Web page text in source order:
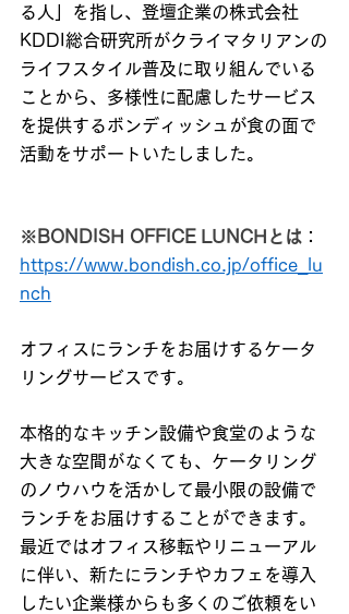
る人」を指し、登壇企業の株式会社
KDDI総合研究所がクライマタリアンの
ライフスタイル普及に取り組んでいる
ことから、多様性に配慮したサービス
を提供するボンディッシュが食の面で
活動をサポートいたしました。
※BONDISH OFFICE LUNCHとは ：
https://www.bondish.co.jp/office_lu
nch
オフィスにランチをお届けするケータ
リングサービスです。
本格的なキッチン設備や食堂のような
大きな空間がなくても、ケータリング
のノウハウを活かして最小限の設備で
ランチをお届けすることができます。
最近ではオフィス移転やリニューアル
に伴い、新たにランチやカフェを導入
したい企業様からも多くのご依頼をい